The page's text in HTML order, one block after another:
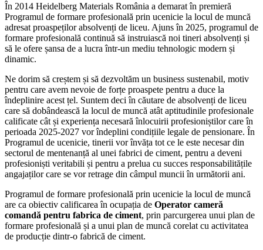
În 2014 Heidelberg Materials România a demarat în premieră
Programul de formare profesională prin ucenicie la locul de muncă
adresat proaspeților absolvenți de liceu. Ajuns în 2025, programul de
formare profesională continuă să instruiască noi tineri absolvenți și
să le ofere șansa de a lucra într-un mediu tehnologic modern și
dinamic.
Ne dorim să creștem și să dezvoltăm un business sustenabil, motiv
pentru care avem nevoie de forțe proaspete pentru a duce la
îndeplinire acest țel. Suntem deci în căutare de absolvenți de liceu
care să dobândească la locul de muncă atât aptitudinile profesionale
calificate cât și experiența necesară înlocuirii profesioniștilor care în
perioada 2025-2027 vor îndeplini condițiile legale de pensionare. În
Programul de ucenicie, tinerii vor învăța tot ce le este necesar din
sectorul de mentenanță al unei fabrici de ciment, pentru a deveni
profesioniști veritabili și pentru a prelua cu succes responsabilitățile
angajaților care se vor retrage din câmpul muncii în următorii ani.
Programul de formare profesională prin ucenicie la locul de muncă
are ca obiectiv calificarea în ocupația de Operator cameră
comandă pentru fabrica de ciment, prin parcurgerea unui plan de
formare profesională și a unui plan de muncă corelat cu activitatea
de producție dintr-o fabrică de ciment.